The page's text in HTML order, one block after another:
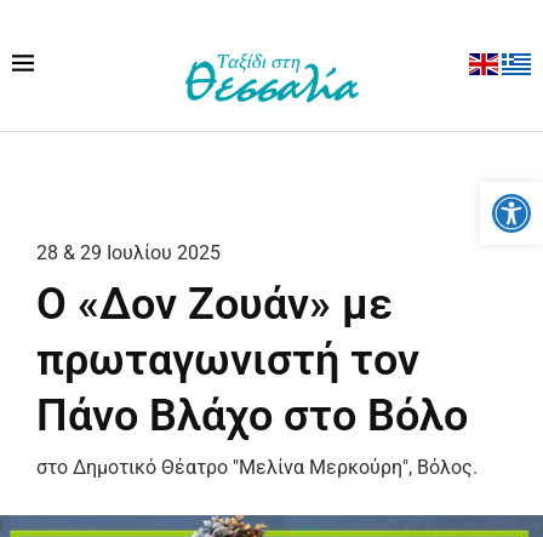
28 & 29 Ιουλίου 2025
Ο «Δον Ζουάν» με
πρωταγωνιστή τον
Πάνο Βλάχο στο Βόλο
στο Δημοτικό Θέατρο "Μελίνα Μερκούρη", Βόλος.